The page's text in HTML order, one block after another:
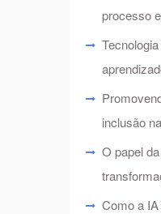
processo
inclusão
O papel
Como a